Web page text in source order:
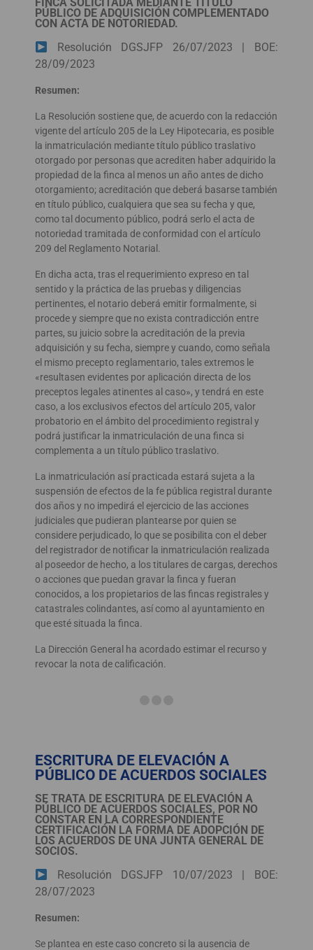
PÚBLICO DE ADQUISICIÓN COMPLEMENTADO
CON ACTA DE NOTORIEDAD.
Resolución DGSJFP 26/07/2023 | BOE:
28/09/2023
Resumen:
La Resolución sostiene que, de acuerdo con la redacción
vigente del artículo 205 de la Ley Hipotecaria, es posible
la inmatriculación mediante título público traslativo
otorgado por personas que acrediten haber adquirido la
propiedad de la finca al menos un año antes de dicho
otorgamiento; acreditación que deberá basarse también
en título público, cualquiera que sea su fecha y que,
como tal documento público, podrá serlo el acta de
notoriedad tramitada de conformidad con el artículo
209 del Reglamento Notarial.
En dicha acta, tras el requerimiento expreso en tal
sentido y la práctica de las pruebas y diligencias
pertinentes, el notario deberá emitir formalmente, si
procede y siempre que no exista contradicción entre
partes, su juicio sobre la acreditación de la previa
adquisición y su fecha, siempre y cuando, como señala
el mismo precepto reglamentario, tales extremos le
«resultasen evidentes por aplicación directa de los
preceptos legales atinentes al caso», y tendrá en este
caso, a los exclusivos efectos del artículo 205, valor
probatorio en el ámbito del procedimiento registral y
podrá justificar la inmatriculación de una finca si
complementa a un título público traslativo.
La inmatriculación así practicada estará sujeta a la
suspensión de efectos de la fe pública registral durante
dos años y no impedirá el ejercicio de las acciones
judiciales que pudieran plantearse por quien se
considere perjudicado, lo que se posibilita con el deber
del registrador de notificar la inmatriculación realizada
al poseedor de hecho, a los titulares de cargas, derechos
o acciones que puedan gravar la finca y fueran
conocidos, a los propietarios de las fincas registrales y
catastrales colindantes, así como al ayuntamiento en
que esté situada la finca.
La Dirección General ha acordado estimar el recurso y
revocar la nota de calificación.
ESCRITURA DE ELEVACIÓN A
PÚBLICO DE ACUERDOS SOCIALES
SE TRATA DE ESCRITURA DE ELEVACIÓN A
PÚBLICO DE ACUERDOS SOCIALES, POR NO
CONSTAR EN LA CORRESPONDIENTE
CERTIFICACIÓN LA FORMA DE ADOPCIÓN DE
LOS ACUERDOS DE UNA JUNTA GENERAL DE
SOCIOS.
Resolución DGSJFP 10/07/2023 | BOE:
28/07/2023
Resumen:
Se plantea en este caso concreto si la ausencia de